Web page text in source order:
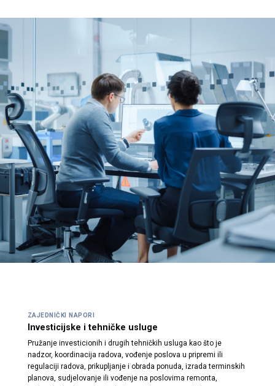
ZAJEDNIČKI NAPORI
Investicijske i tehničke usluge
Pružanje investicionih i drugih tehničkih usluga kao što je
nadzor, koordinacija radova, vođenje poslova u pripremi ili
regulaciji radova, prikupljanje i obrada ponuda, izrada terminskih
planova, sudjelovanje ili vođenje na poslovima remonta,